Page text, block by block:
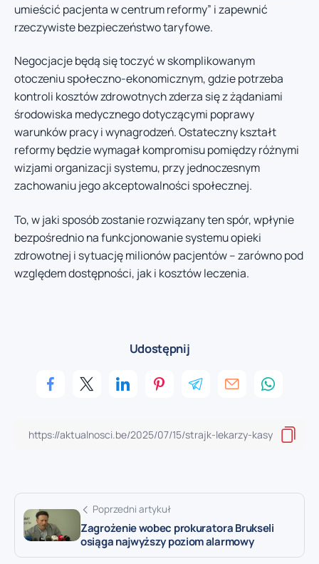
umieścić pacjenta w centrum reformy” i zapewnić
rzeczywiste bezpieczeństwo taryfowe.
Negocjacje będą się toczyć w skomplikowanym
otoczeniu społeczno-ekonomicznym, gdzie potrzeba
kontroli kosztów zdrowotnych zderza się z żądaniami
środowiska medycznego dotyczącymi poprawy
warunków pracy i wynagrodzeń. Ostateczny kształt
reformy będzie wymagał kompromisu pomiędzy różnymi
wizjami organizacji systemu, przy jednoczesnym
zachowaniu jego akceptowalności społecznej.
To, w jaki sposób zostanie rozwiązany ten spór, wpłynie
bezpośrednio na funkcjonowanie systemu opieki
zdrowotnej i sytuację milionów pacjentów – zarówno pod
względem dostępności, jak i kosztów leczenia.
Udostępnij
Poprzedni artykuł
Zagrożenie wobec prokuratora Brukseli
osiąga najwyższy poziom alarmowy